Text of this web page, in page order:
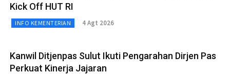
Kick Off HUT RI
INFO KEMENTERIAN 4 Agt 2026
Kanwil Ditjenpas Sulut Ikuti Pengarahan Dirjen Pas
Perkuat Kinerja Jajaran